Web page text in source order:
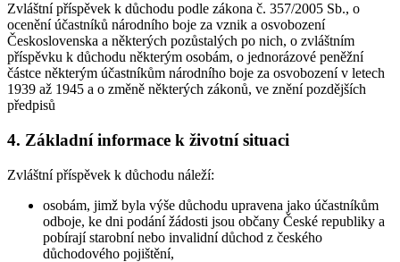
Zvláštní příspěvek k důchodu podle zákona č. 357/2005 Sb., o
ocenění účastníků národního boje za vznik a osvobození
Československa a některých pozůstalých po nich, o zvláštním
příspěvku k důchodu některým osobám, o jednorázové peněžní
částce některým účastníkům národního boje za osvobození v letech
1939 až 1945 a o změně některých zákonů, ve znění pozdějších
předpisů
4. Základní informace k životní situaci
Zvláštní příspěvek k důchodu náleží:
osobám, jimž byla výše důchodu upravena jako účastníkům
odboje, ke dni podání žádosti jsou občany České republiky a
pobírají starobní nebo invalidní důchod z českého
důchodového pojištění,